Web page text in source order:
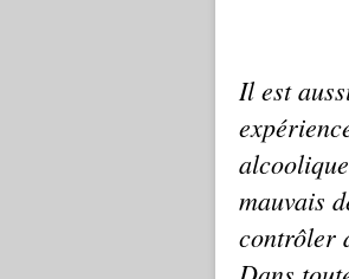
Il est
alcoolique
mauvais
contrôler